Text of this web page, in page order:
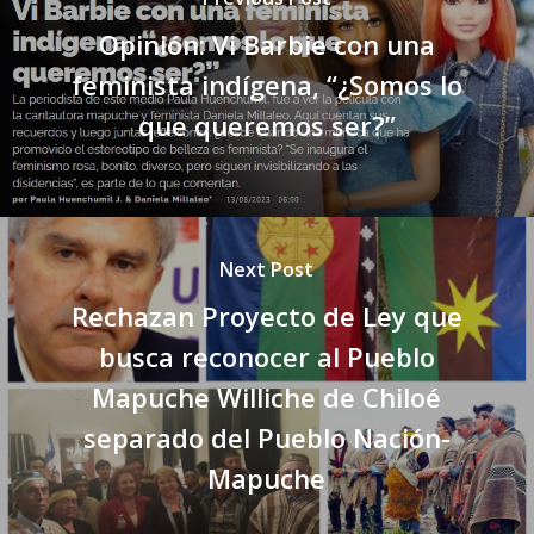
Opinión: Vi Barbie con una
feminista indígena, “¿Somos lo
que queremos ser?”
Next Post
Rechazan Proyecto de Ley que
busca reconocer al Pueblo
Mapuche Williche de Chiloé
separado del Pueblo Nación-
Mapuche